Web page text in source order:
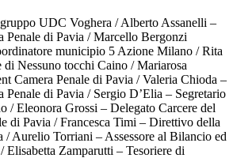
UDC Voghera / Alberto Assanelli –
Penale di Pavia / Marcello Bergonzi
municipio 5 Azione Milano / Rita
di Nessuno tocchi Caino / Mariarosa
Camera Penale di Pavia / Valeria Chioda –
Penale di Pavia / Sergio D’Elia – Segretario
/ Eleonora Grossi – Delegato Carcere del
di Pavia / Francesca Timi – Direttivo della
/ Aurelio Torriani – Assessore al Bilancio ed
Elisabetta Zamparutti – Tesoriere di